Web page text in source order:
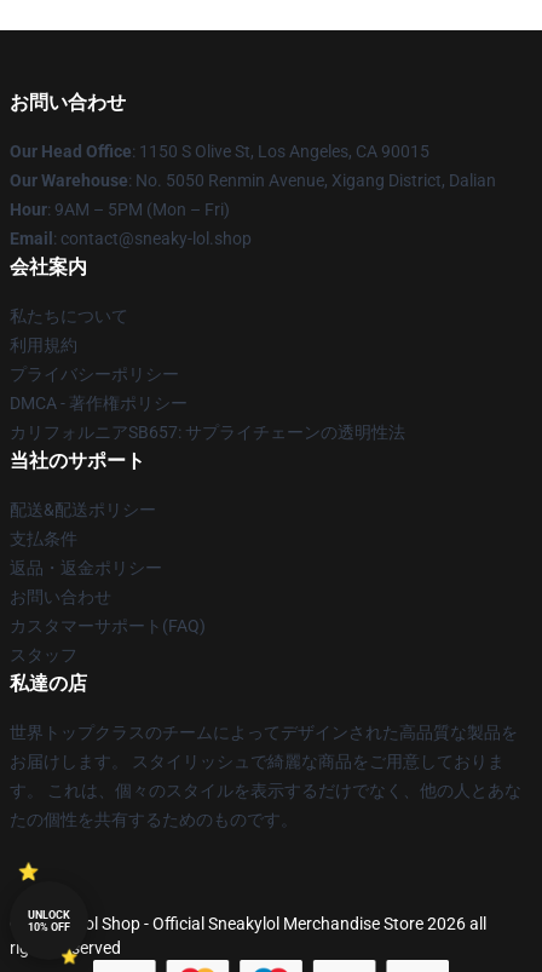
お問い合わせ
Our Head Office: 1150 S Olive St, Los Angeles, CA 90015
Our Warehouse: No. 5050 Renmin Avenue, Xigang District, Dalian
Hour: 9AM – 5PM (Mon – Fri)
Email : contact@sneaky-lol.shop
会社案内
私たちについて
利用規約
プライバシーポリシー
DMCA - 著作権ポリシー
カリフォルニアSB657: サプライチェーンの透明性法
当社のサポート
配送&配送ポリシー
支払条件
返品・返金ポリシー
お問い合わせ
カスタマーサポート(FAQ)
スタッフ
私達の店
世界トップクラスのチームによってデザインされた高品質な製品を
お届けします。 スタイリッシュで綺麗な商品をご用意しておりま
す。 これは、個々のスタイルを表示するだけでなく、他の人とあな
たの個性を共有するためのものです。
© Sneakylol Shop - Official Sneakylol Merchandise Store 2026 all
rights reserved
UNLOCK
10% OFF